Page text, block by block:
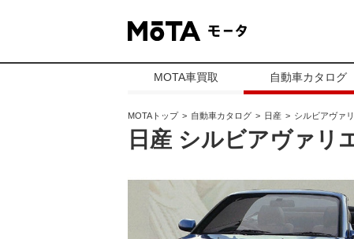
MOTA車買取 自動車カタログ
MOTAトップ 自動車カタログ 日産 シルビアヴァ
日産 シルビアヴァリ